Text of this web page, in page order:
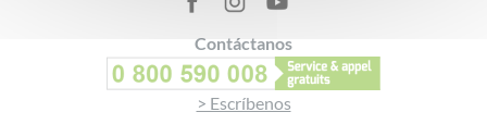
Contáctanos
> Escríbenos